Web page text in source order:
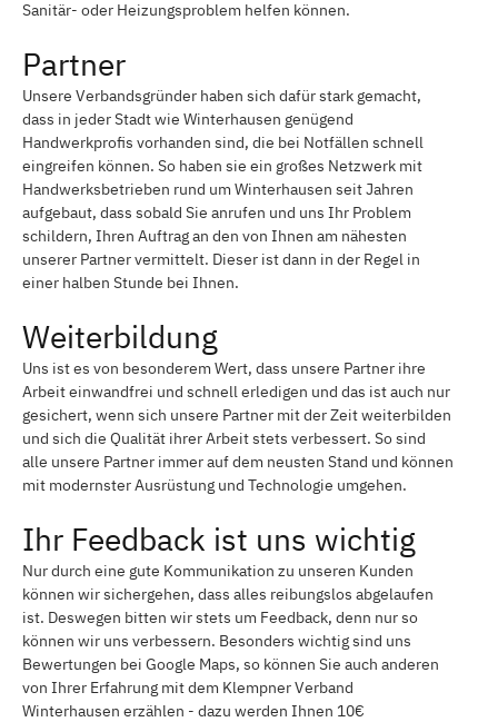
Sanitär- oder Heizungsproblem helfen können.
Partner
Unsere Verbandsgründer haben sich dafür stark gemacht,
dass in jeder Stadt wie Winterhausen genügend
Handwerkprofis vorhanden sind, die bei Notfällen schnell
eingreifen können. So haben sie ein großes Netzwerk mit
Handwerksbetrieben rund um Winterhausen seit Jahren
aufgebaut, dass sobald Sie anrufen und uns Ihr Problem
schildern, Ihren Auftrag an den von Ihnen am nähesten
unserer Partner vermittelt. Dieser ist dann in der Regel in
einer halben Stunde bei Ihnen.
Weiterbildung
Uns ist es von besonderem Wert, dass unsere Partner ihre
Arbeit einwandfrei und schnell erledigen und das ist auch nur
gesichert, wenn sich unsere Partner mit der Zeit weiterbilden
und sich die Qualität ihrer Arbeit stets verbessert. So sind
alle unsere Partner immer auf dem neusten Stand und können
mit modernster Ausrüstung und Technologie umgehen.
Ihr Feedback ist uns wichtig
Nur durch eine gute Kommunikation zu unseren Kunden
können wir sichergehen, dass alles reibungslos abgelaufen
ist. Deswegen bitten wir stets um Feedback, denn nur so
können wir uns verbessern. Besonders wichtig sind uns
Bewertungen bei Google Maps, so können Sie auch anderen
von Ihrer Erfahrung mit dem Klempner Verband
Winterhausen erzählen - dazu werden Ihnen 10€